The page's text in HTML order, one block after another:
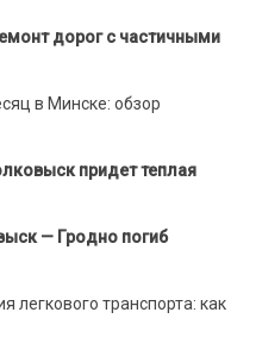
дорог с частичными
в Минске: обзор
придет теплая
— Гродно погиб
легкового транспорта: как